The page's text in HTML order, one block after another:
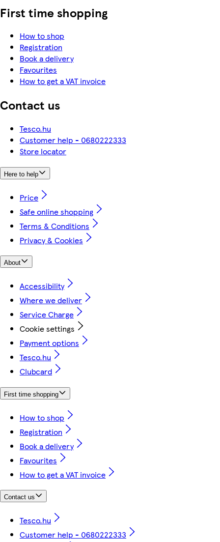
First time shopping
How to shop
Registration
Book a delivery
Favourites
How to get a VAT invoice
Contact us
Tesco.hu
Customer help - 0680222333
Store locator
Here to help
Price
Safe online shopping
Terms & Conditions
Privacy & Cookies
About
Accessibility
Where we deliver
Service Charge
Cookie settings
Payment options
Tesco.hu
Clubcard
First time shopping
How to shop
Registration
Book a delivery
Favourites
How to get a VAT invoice
Contact us
Tesco.hu
Customer help - 0680222333